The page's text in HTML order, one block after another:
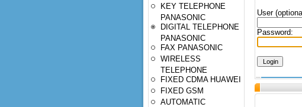
KEY TELEPHONE
PANASONIC
DIGITAL TELEPHONE
PANASONIC
FAX PANASONIC
WIRELESS
TELEPHONE
FIXED CDMA HUAWEI
FIXED GSM
AUTOMATIC
User
Password: